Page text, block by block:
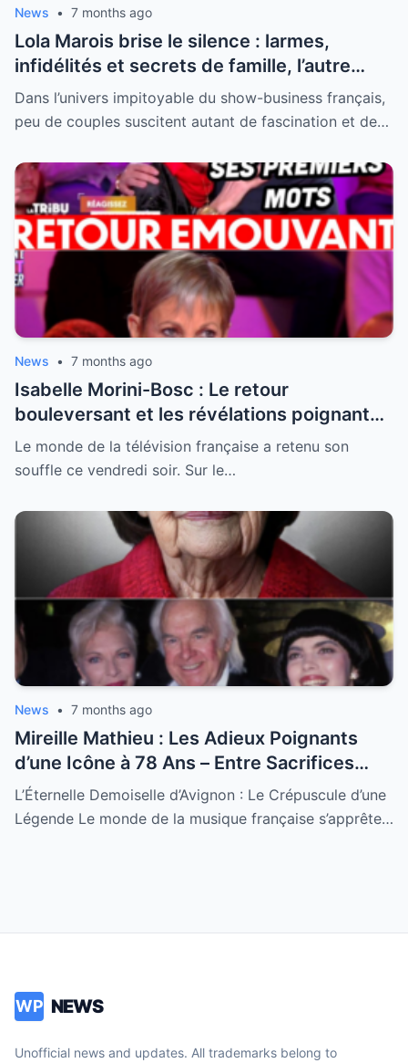
News • 7 months ago
Lola Marois brise le silence : larmes,
infidélités et secrets de famille, l’autre
visage de Jean-Marie Bigard enfin dévoilé
Dans l’univers impitoyable du show-business français,
peu de couples suscitent autant de fascination et de…
News • 7 months ago
Isabelle Morini-Bosc : Le retour
bouleversant et les révélations poignantes
après la perte de son mari
Le monde de la télévision française a retenu son
souffle ce vendredi soir. Sur le…
News • 7 months ago
Mireille Mathieu : Les Adieux Poignants
d’une Icône à 78 Ans – Entre Sacrifices
Amoureux et Destin Royal
L’Éternelle Demoiselle d’Avignon : Le Crépuscule d’une
Légende Le monde de la musique française s’apprête…
WP NEWS
Unofficial news and updates. All trademarks belong to